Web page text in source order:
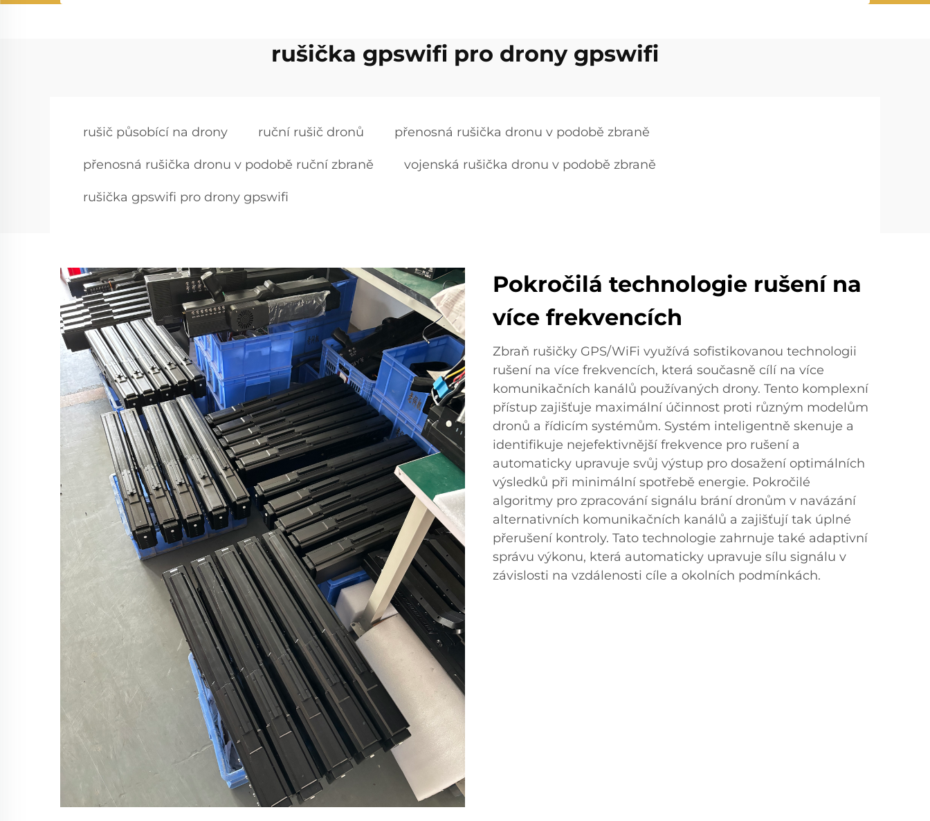
rušička gpswifi pro drony gpswifi
rušič působící na drony ruční rušič dronů přenosná rušička dronu v podobě zbraně
přenosná rušička dronu v podobě ruční zbraně vojenská rušička dronu v podobě zbraně
rušička gpswifi pro drony gpswifi
Pokročilá technologie rušení na
více frekvencích
Zbraň rušičky GPS/WiFi využívá sofistikovanou technologii
rušení na více frekvencích, která současně cílí na více
komunikačních kanálů používaných drony. Tento komplexní
přístup zajišťuje maximální účinnost proti různým modelům
dronů a řídicím systémům. Systém inteligentně skenuje a
identifikuje nejefektivnější frekvence pro rušení a
automaticky upravuje svůj výstup pro dosažení optimálních
výsledků při minimální spotřebě energie. Pokročilé
algoritmy pro zpracování signálu brání dronům v navázání
alternativních komunikačních kanálů a zajišťují tak úplné
přerušení kontroly. Tato technologie zahrnuje také adaptivní
správu výkonu, která automaticky upravuje sílu signálu v
závislosti na vzdálenosti cíle a okolních podmínkách.